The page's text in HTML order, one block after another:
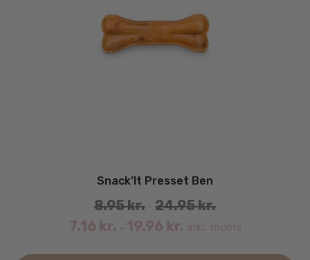
Snack’It Presset Ben
8.95kr. 24.95kr.
7.16 kr. – 19.96 kr. inkl. moms